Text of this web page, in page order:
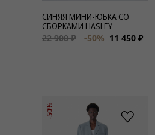
СИНЯЯ МИНИ-ЮБКА СО
СБОРКАМИ HASLEY
22 900 ₽
-50% 11 450 ₽
-50%